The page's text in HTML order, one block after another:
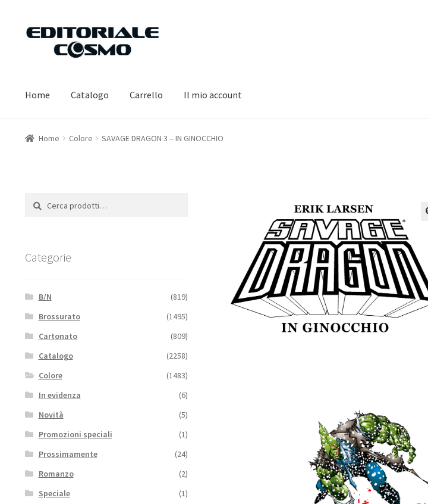
Vai
navigazione
Vai
Home Catalogo Carrello Il mio account
Home Colore SAVAGE DRAGON 3 – IN GINOCCHIO
Cerca:
Cerca
Categorie
B/N
(819)
Brossurato
(1495)
Cartonato
(809)
Catalogo
(2258)
Colore
(1483)
In evidenza
(6)
Novità
(5)
Promozioni speciali
(1)
Prossimamente
(24)
Romanzo
(2)
Speciale
(1)